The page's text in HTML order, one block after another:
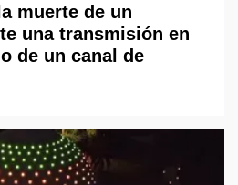
muerte de un
una transmisión en
de un canal de